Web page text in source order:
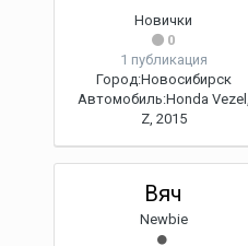
Новички
0
1 публикация
Город:Новосибирск
Автомобиль:Honda Vezel,
Z, 2015
Вяч
Newbie